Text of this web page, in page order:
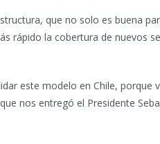
que no solo es buena
rápido la cobertura de nuevos
este modelo en Chile, porque
nos entregó el Presidente